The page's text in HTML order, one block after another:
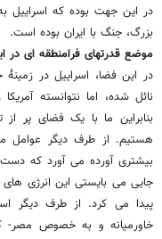
در این جهت بوده که
بزرگ، جنگ با ایران بوده است.
موضع قدرتهای فرامنطقه ای در
در این فضا، اسراییل در
نائل شده، اما نتوانسته
بنابراین ما با یک فضای پر
هستیم. از طرف دیگر عوامل
بیشتری آورده می آورد که دست
جایی می بایستی این انرژی
پیدا می کرد. از طرف دیگر
خاورمیانه و به خصوص مصر-